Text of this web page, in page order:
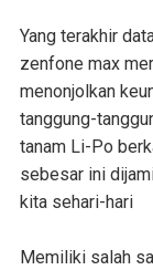
Yang terakhir
zenfone max
menonjolkan
tanggung-
tanam Li-Po
sebesar ini
kita sehari-hari
Memiliki salah